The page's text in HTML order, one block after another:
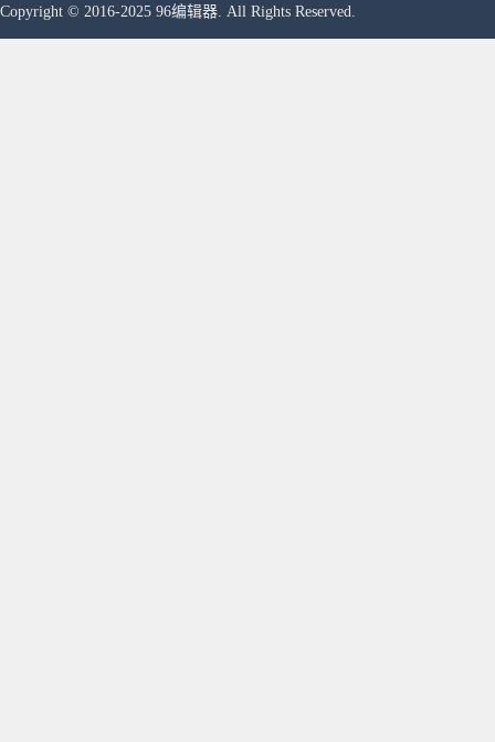
Copyright © 2016-2025 96编辑器. All Rights Reserved.